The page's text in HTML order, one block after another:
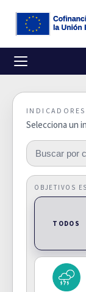
Selecciona un
OBJETIVOS
TODOS